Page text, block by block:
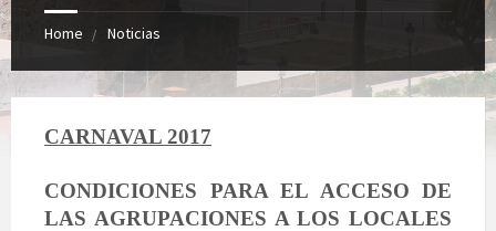
Home Noticias
CARNAVAL 2017
CONDICIONES PARA EL ACCESO DE
LAS AGRUPACIONES A LOS LOCALES